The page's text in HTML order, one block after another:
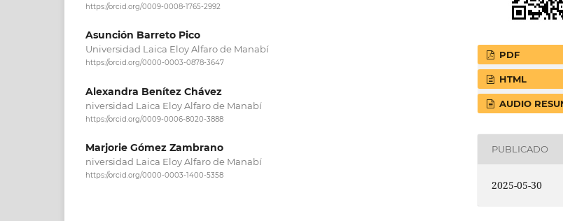
https://orcid.org/0009-0008-1765-2992
Asunción Barreto Pico
Universidad Laica Eloy Alfaro de Manabí
https://orcid.org/0000-0003-0878-3647
Alexandra Benítez Chávez
niversidad Laica Eloy Alfaro de Manabí
https://orcid.org/0009-0006-8020-3888
Marjorie Gómez Zambrano
niversidad Laica Eloy Alfaro de Manabí
https://orcid.org/0000-0003-1400-5358
PDF
HTML
AUDIO
PUBLICADO
2025-05-30